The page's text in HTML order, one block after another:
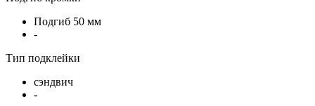
Подгиб 50 мм
-
Тип подклейки
сэндвич
-